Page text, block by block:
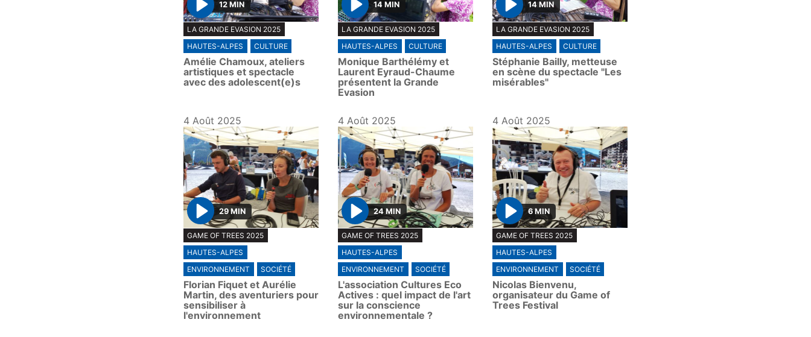
P
l
a
y
12 MIN
LA GRANDE EVASION 2025
HAUTES-ALPES
CULTURE
Amélie Chamoux, ateliers
artistiques et spectacle
avec des adolescent(e)s
P
l
a
y
14 MIN
LA GRANDE EVASION 2025
HAUTES-ALPES
CULTURE
Monique Barthélémy et
Laurent Eyraud-Chaume
présentent la Grande
Evasion
P
l
a
y
14 MIN
LA GRANDE EVASION 2025
HAUTES-ALPES
CULTURE
Stéphanie Bailly, metteuse
en scène du spectacle "Les
misérables"
4 Août 2025
P
l
a
y
29 MIN
GAME OF TREES 2025
HAUTES-ALPES
ENVIRONNEMENT
SOCIÉTÉ
Florian Fiquet et Aurélie
Martin, des aventuriers pour
sensibiliser à
l'environnement
4 Août 2025
P
l
a
y
24 MIN
GAME OF TREES 2025
HAUTES-ALPES
ENVIRONNEMENT
SOCIÉTÉ
L'association Cultures Eco
Actives : quel impact de l'art
sur la conscience
environnementale ?
4 Août 2025
P
l
a
y
6 MIN
GAME OF TREES 2025
HAUTES-ALPES
ENVIRONNEMENT
SOCIÉTÉ
Nicolas Bienvenu,
organisateur du Game of
Trees Festival